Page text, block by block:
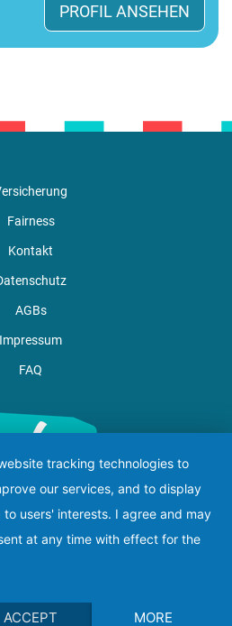
PROFIL ANSEHEN
Fairness
Kontakt
AGBs
Impressum
FAQ
tracking technologies to
our services, and to display
users' interests. I agree and may
at any time with effect for the
ACCEPT MORE